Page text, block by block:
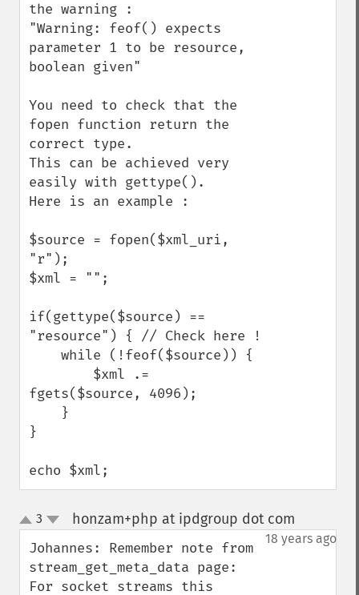
the warning :
"Warning: feof() expects
parameter 1 to be resource,
boolean given"
You need to check that the
fopen function return the
correct type.
This can be achieved very
easily with gettype().
Here is an example :
$source = fopen($xml_uri,
"r");
$xml = "";
if(gettype($source) ==
"resource") { // Check here !
fgets($source, 4096);
}
echo $xml;
up
down
3 honzam+php at ipdgroup dot com
18 years ago
Johannes: Remember note from
stream_get_meta_data page:
For socket streams this